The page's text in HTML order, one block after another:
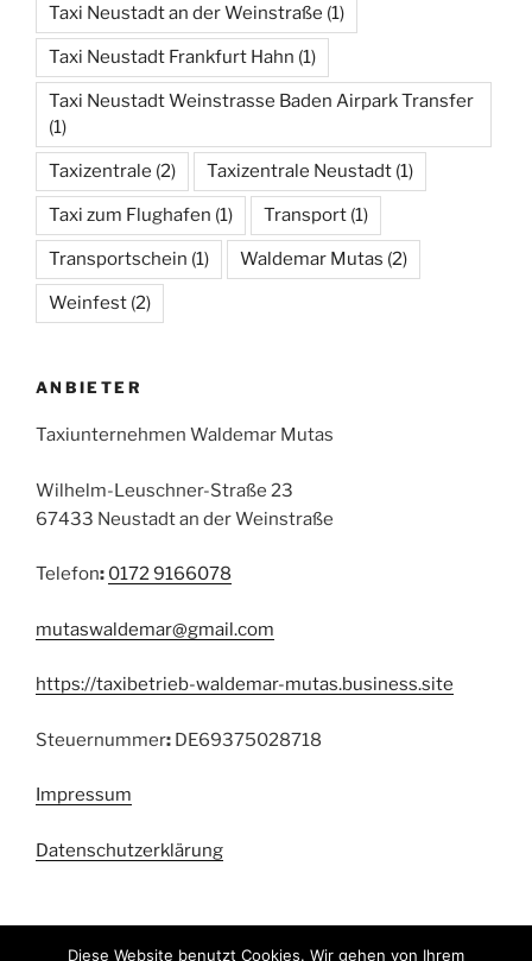
Taxi Neustadt an der Weinstraße (1)
Taxi Neustadt Frankfurt Hahn (1)
Taxi Neustadt Weinstrasse Baden Airpark Transfer
(1)
Taxizentrale (2) Taxizentrale Neustadt (1)
Taxi zum Flughafen (1) Transport (1)
Transportschein (1) Waldemar Mutas (2)
Weinfest (2)
ANBIETER
Taxiunternehmen Waldemar Mutas
Wilhelm-Leuschner-Straße 23
67433 Neustadt an der Weinstraße
Telefon: 0172 9166078
mutaswaldemar@gmail.com
https://taxibetrieb-waldemar-mutas.business.site
Steuernummer: DE69375028718
Impressum
Datenschutzerklärung
Diese Website benutzt Cookies. Wir gehen von Ihrem